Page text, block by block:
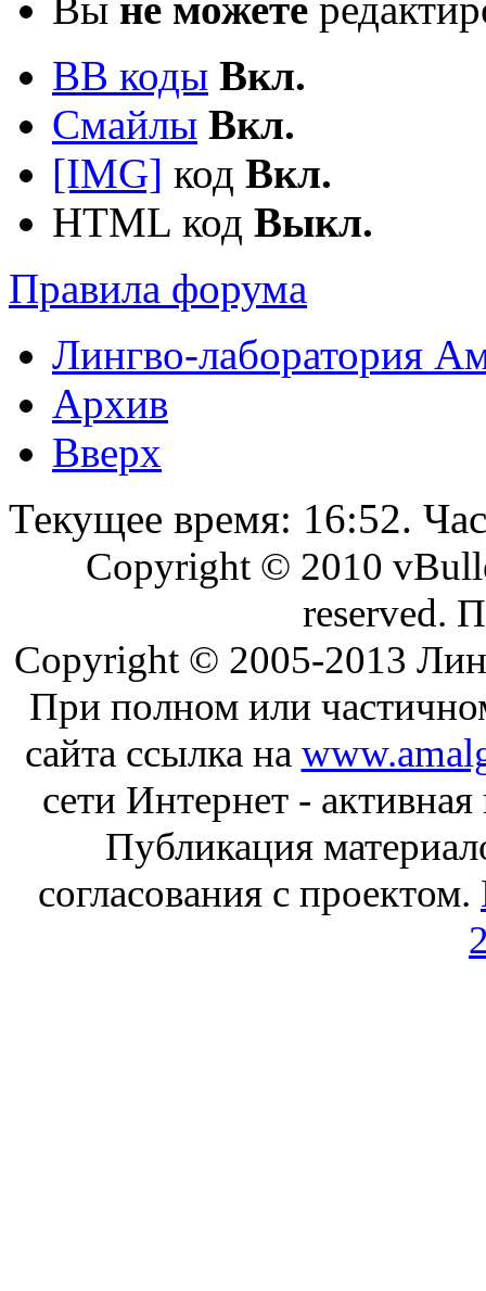
Вы не можете
BB коды Вкл.
Смайлы Вкл.
[IMG] код Вкл.
HTML код Выкл.
Правила форума
Лингво-лаборатория
Архив
Вверх
Текущее время: 16:52.
Copyright © 2010
reserved.
Copyright © 2005-2013
При полном или
сайта ссылка на
сети Интернет -
Публикация
согласования с проектом.